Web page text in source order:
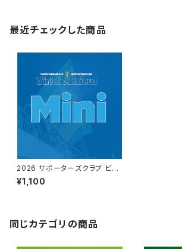
最近チェックした商品
2026 サポーターズクラブ ビリ
アミ【ミニ】
¥1,100
同じカテゴリの商品